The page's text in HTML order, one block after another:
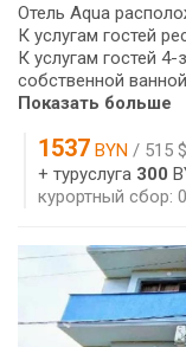
Отель Aqua
К услугам гостей
К услугам гостей
собственной
Показать больше
1537 BYN / 515 $
+ туруслуга 300
курортный сбор: